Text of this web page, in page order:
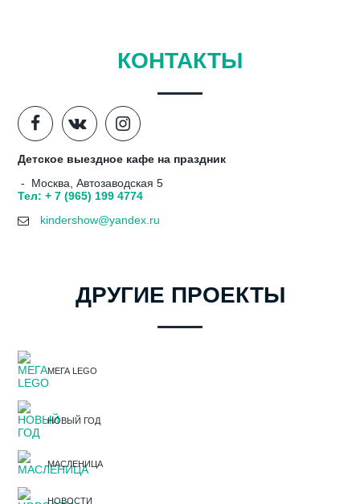
КОНТАКТЫ
Детское выездное кафе на праздник
- Москва, Автозаводская 5
Тел: + 7 (965) 199 4774
kindershow@yandex.ru
ДРУГИЕ ПРОЕКТЫ
МЕГА LEGO
НОВЫЙ ГОД
МАСЛЕНИЦА
НОВОСТИ